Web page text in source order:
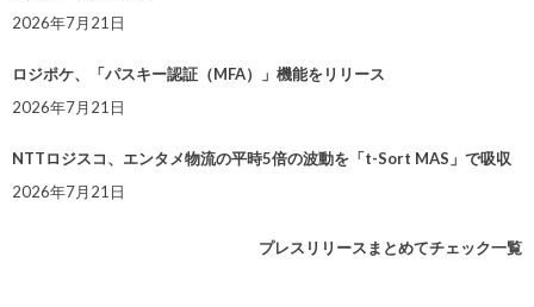
2026年7月21日
ロジポケ、「パスキー認証（MFA）」機能をリリース
2026年7月21日
NTTロジスコ、エンタメ物流の平時5倍の波動を「t-Sort MAS」で吸収
2026年7月21日
プレスリリースまとめてチェック一覧